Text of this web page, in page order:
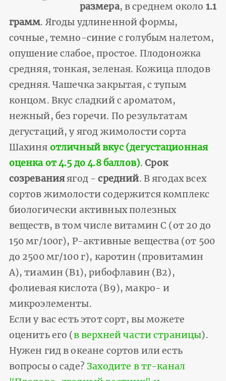
размера, в среднем около 1.1
грамм. Ягоды удлиненной формы,
сочные, темно-синие с голубым налетом,
опушение слабое, простое. Плодоножка
средняя, тонкая, зеленая. Кожица плодов
средняя. Чашечка закрытая, с тупым
концом. Вкус сладкий с ароматом,
нежный, без горечи. По результатам
дегустаций, у ягод жимолости сорта
Шахиня отличный вкус (дегустационная
оценка от 4.5 до 4.8 баллов).Срок
созреванияягод -средний. В ягодах всех
сортов жимолости содержится комплекс
биологически активных полезных
веществ, в том числе витамин С (от 20 до
150 мг/100г), Р-активные вещества (от 500
до 2500 мг/100 г), каротин (провитамин
А), тиамин (В1), рибофлавин (В2),
фолиевая кислота (В9), макро- и
микроэлементы.
Если у вас есть этот сорт, вы можете
оценить его (в верхней части страницы).
Нужен гид в океане сортов или есть
вопросы о саде? Заходите в тг-канал